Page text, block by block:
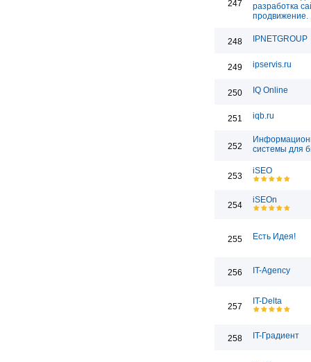
247
разработка
продвижение.
248 IPNETGROUP
249 ipservis.ru
250 IQ Online
251 iqb.ru
252
системы для
253
iSEO
254
iSEOn
255 Есть Идея!
256 IT-Agency
257
IT-Delta
258 IT-Градиент